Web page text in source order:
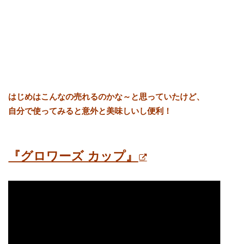
はじめはこんなの売れるのかな～と思っていたけど、
自分で使ってみると意外と美味しいし便利！
『グロワーズ カップ』